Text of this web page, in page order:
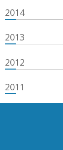
2014
2013
2012
2011